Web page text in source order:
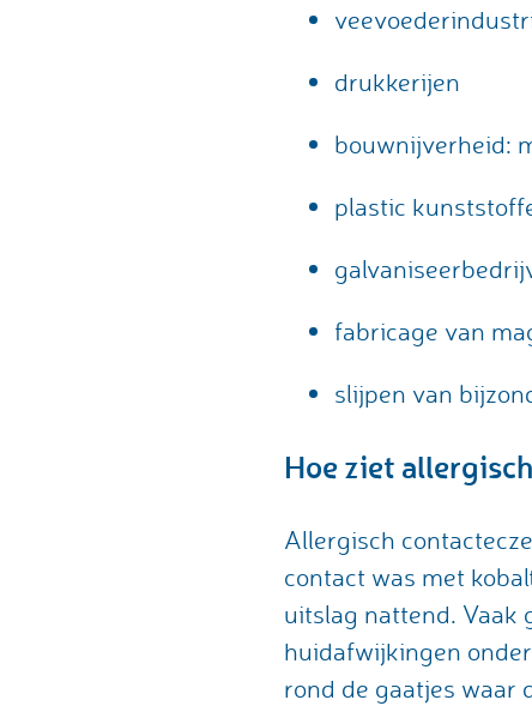
drukkerijen
bouwnijverheid:
plastic
fabricage van
slijpen van
Hoe ziet
Allergisch
contact was met
uitslag nattend. Vaak
huidafwijkingen
rond de gaatjes waar